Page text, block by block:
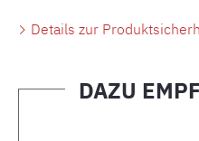
Details zur
DAZU